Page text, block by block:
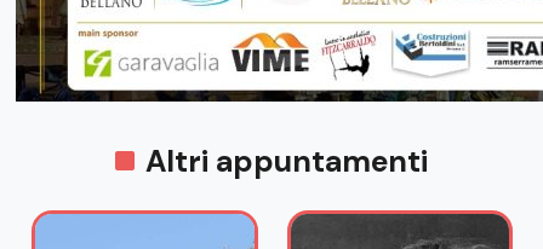
Altri appuntamenti